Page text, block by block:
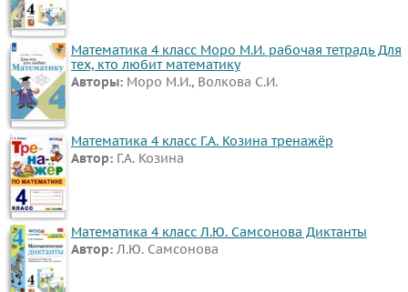
Математика 4 класс Моро М.И. рабочая тетрадь Для
тех, кто любит математику
Авторы: Моро М.И., Волкова С.И.
Математика 4 класс Г.А. Козина тренажёр
Автор: Г.А. Козина
Математика 4 класс Л.Ю. Самсонова Диктанты
Автор: Л.Ю. Самсонова